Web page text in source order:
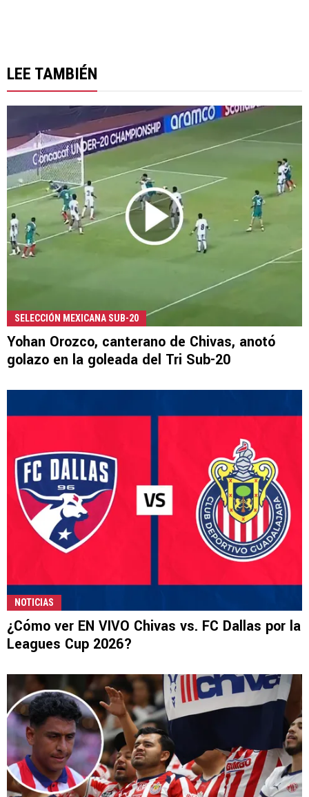
LEE TAMBIÉN
SELECCIÓN MEXICANA SUB-20
Yohan Orozco, canterano de Chivas, anotó
golazo en la goleada del Tri Sub-20
NOTICIAS
¿Cómo ver EN VIVO Chivas vs. FC Dallas por la
Leagues Cup 2026?